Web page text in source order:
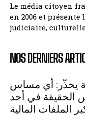
Le média citoyen
en 2006 et
judiciaire, culturelle
NOS DERNIERS
يحذّر: أي مساس
الحقيقة في أحد
الملفات المالية